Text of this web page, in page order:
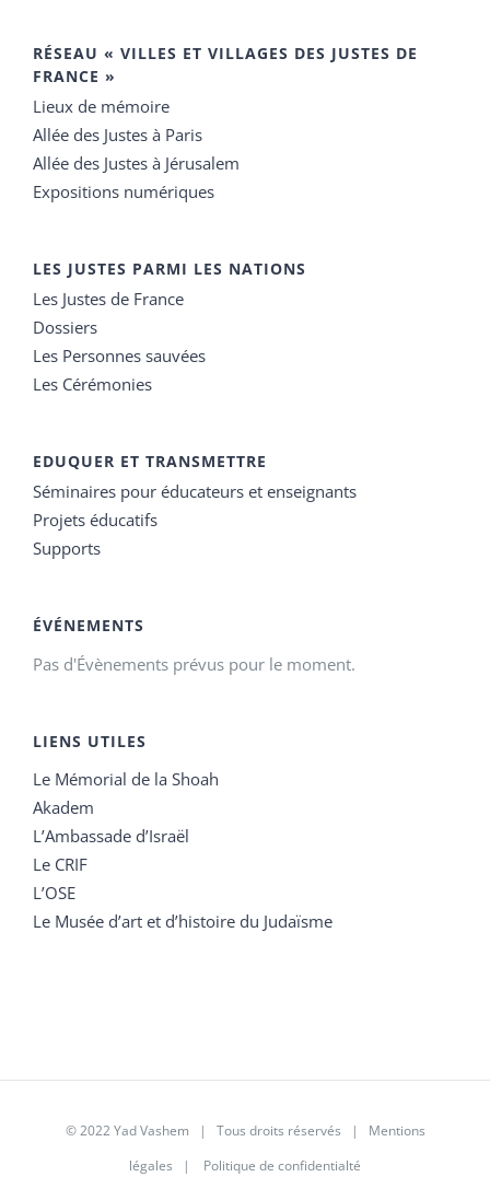
RÉSEAU « VILLES ET VILLAGES DES JUSTES DE
FRANCE »
Lieux de mémoire
Allée des Justes à Paris
Allée des Justes à Jérusalem
Expositions numériques
LES JUSTES PARMI LES NATIONS
Les Justes de France
Dossiers
Les Personnes sauvées
Les Cérémonies
EDUQUER ET TRANSMETTRE
Séminaires pour éducateurs et enseignants
Projets éducatifs
Supports
ÉVÉNEMENTS
Pas d'Évènements prévus pour le moment.
LIENS UTILES
Le Mémorial de la Shoah
Akadem
L’Ambassade d’Israël
Le CRIF
L’OSE
Le Musée d’art et d’histoire du Judaïsme
© 2022 Yad Vashem | Tous droits réservés | Mentions
légales | Politique de confidentialté